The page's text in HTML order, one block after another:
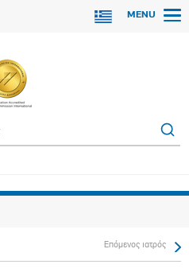
MENU
Επόμενος ιατρός